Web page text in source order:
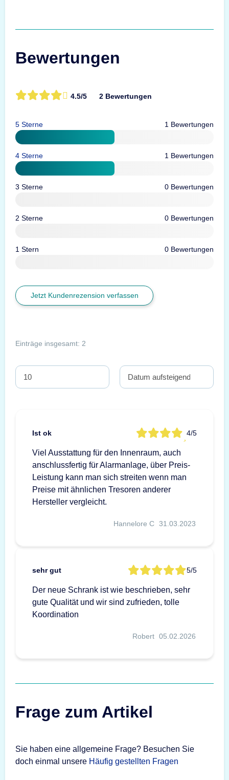
Bewertungen
4.5/5 2 Bewertungen
5 Sterne 1 Bewertungen
4 Sterne 1 Bewertungen
3 Sterne 0 Bewertungen
2 Sterne 0 Bewertungen
1 Stern 0 Bewertungen
Jetzt Kundenrezension verfassen
Einträge insgesamt: 2
Ist ok 4/5
Viel Ausstattung für den Innenraum, auch
anschlussfertig für Alarmanlage, über Preis-
Leistung kann man sich streiten wenn man
Preise mit ähnlichen Tresoren anderer
Hersteller vergleicht.
Hannelore C 31.03.2023
sehr gut 5/5
Der neue Schrank ist wie beschrieben, sehr
gute Qualität und wir sind zufrieden, tolle
Koordination
Robert 05.02.2026
Frage zum Artikel
Sie haben eine allgemeine Frage? Besuchen Sie
doch einmal unsere Häufig gestellten Fragen